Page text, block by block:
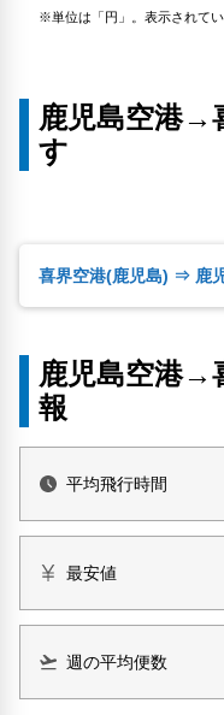
※単位は「円」。表示されて
鹿児島空港→
す
喜界空港(鹿児島) ⇒ 鹿
鹿児島空港→
報
平均飛行時間
最安値
週の平均便数